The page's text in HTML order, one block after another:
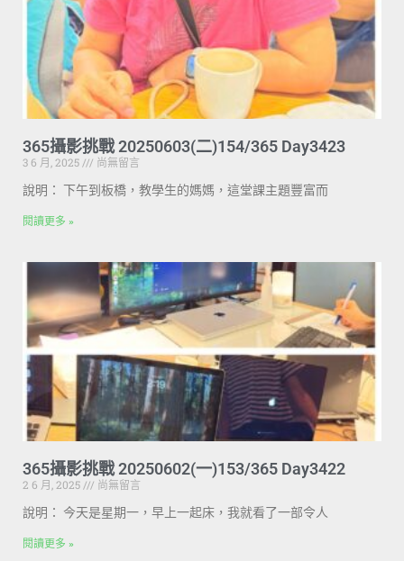
365攝影挑戰 20250603(二)154/365 Day3423
3 6 月, 2025
尚無留言
說明： 下午到板橋，教學生的媽媽，這堂課主題豐富而
閱讀更多 »
365攝影挑戰 20250602(一)153/365 Day3422
2 6 月, 2025
尚無留言
說明： 今天是星期一，早上一起床，我就看了一部令人
閱讀更多 »